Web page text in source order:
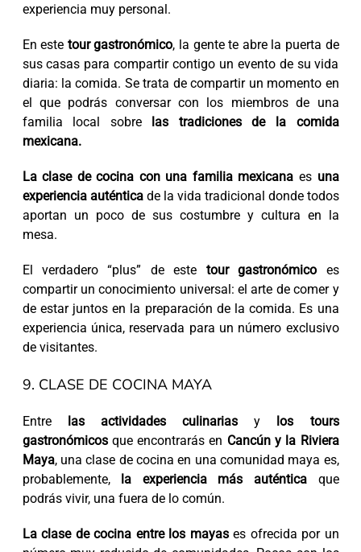
experiencia muy personal.
En este tour gastronómico, la gente te abre la puerta de
sus casas para compartir contigo un evento de su vida
diaria: la comida. Se trata de compartir un momento en
el que podrás conversar con los miembros de una
familia local sobre las tradiciones de la comida
mexicana.
La clase de cocina con una familia mexicana es una
experiencia auténticade la vida tradicional donde todos
aportan un poco de sus costumbre y cultura en la
mesa.
El verdadero “plus” de este tour gastronómico es
compartir un conocimiento universal: el arte de comer y
de estar juntos en la preparación de la comida. Es una
experiencia única, reservada para un número exclusivo
de visitantes.
9. CLASE DE COCINA MAYA
Entre las actividades culinarias y los tours
gastronómicosque encontrarás en Cancún y la Riviera
Maya, una clase de cocina en una comunidad maya es,
probablemente, la experiencia más auténticaque
podrás vivir, una fuera de lo común.
La clase de cocina entre los mayases ofrecida por un